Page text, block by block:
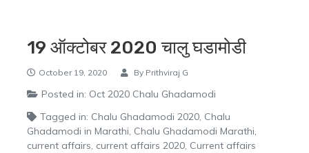
19 ऑक्टोबर 2020 चालु घडामोडी
October 19, 2020 By Prithviraj G
Posted in: Oct 2020 Chalu Ghadamodi
Tagged in: Chalu Ghadamodi 2020, Chalu
Ghadamodi in Marathi, Chalu Ghadamodi Marathi,
current affairs, current affairs 2020, Current affairs